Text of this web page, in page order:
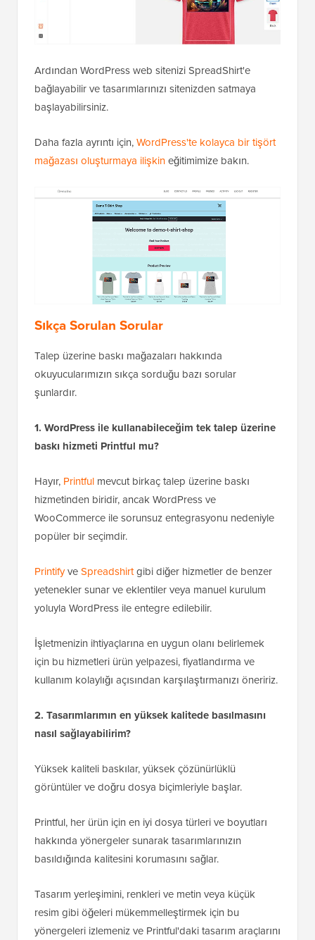
Ardından WordPress web sitenizi SpreadShirt'e
bağlayabilir ve tasarımlarınızı sitenizden satmaya
başlayabilirsiniz.
Daha fazla ayrıntı için,WordPress'te kolayca bir tişört
mağazası oluşturmaya ilişkineğitimimize bakın.
Sıkça Sorulan Sorular
Talep üzerine baskı mağazaları hakkında
okuyucularımızın sıkça sorduğu bazı sorular
şunlardır.
1. WordPress ile kullanabileceğim tek talep üzerine
baskı hizmeti Printful mu?
Hayır, Printful mevcut birkaç talep üzerine baskı
hizmetinden biridir, ancak WordPress ve
WooCommerce ile sorunsuz entegrasyonu nedeniyle
popüler bir seçimdir.
PrintifyveSpreadshirtgibi diğer hizmetler de benzer
yetenekler sunar ve eklentiler veya manuel kurulum
yoluyla WordPress ile entegre edilebilir.
İşletmenizin ihtiyaçlarına en uygun olanı belirlemek
için bu hizmetleri ürün yelpazesi, fiyatlandırma ve
kullanım kolaylığı açısından karşılaştırmanızı öneririz.
2. Tasarımlarımın en yüksek kalitede basılmasını
nasıl sağlayabilirim?
Yüksek kaliteli baskılar, yüksek çözünürlüklü
görüntüler ve doğru dosya biçimleriyle başlar.
Printful, her ürün için en iyi dosya türleri ve boyutları
hakkında yönergeler sunarak tasarımlarınızın
basıldığında kalitesini korumasını sağlar.
Tasarım yerleşimini, renkleri ve metin veya küçük
resim gibi öğeleri mükemmelleştirmek için bu
yönergeleri izlemeniz ve Printful'daki tasarım araçlarını